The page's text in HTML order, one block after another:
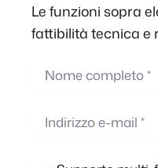
Le funzioni sopra
fattibilità tecnica e